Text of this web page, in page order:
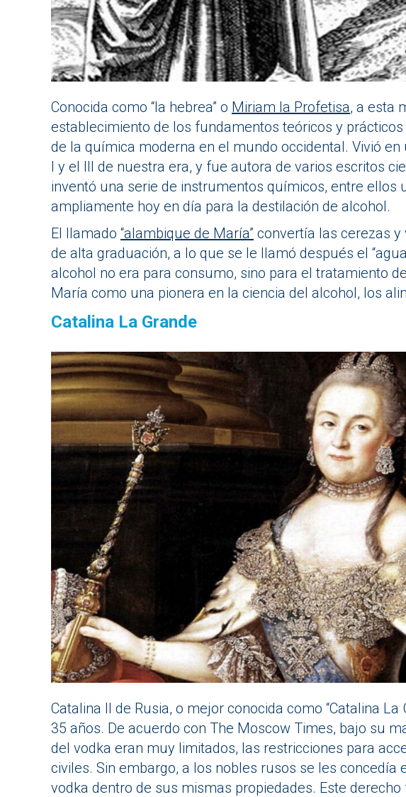
Conocida como “la hebrea” o Miriam la Profetisa, a esta
establecimiento de los fundamentos teóricos y
de la química moderna en el mundo occidental. Vivió
I y el III de nuestra era, y fue autora de varios escritos
inventó una serie de instrumentos químicos, entre ellos
ampliamente hoy en día para la destilación de alcohol.
El llamado “alambique de María” convertía las cerezas
de alta graduación, a lo que se le llamó después el
alcohol no era para consumo, sino para el tratamiento
María como una pionera en la ciencia del alcohol, los
Catalina La Grande
Catalina II de Rusia, o mejor conocida como “Catalina
35 años. De acuerdo con The Moscow Times, bajo su
del vodka eran muy limitados, las restricciones para
civiles. Sin embargo, a los nobles rusos se les concedía
vodka dentro de sus mismas propiedades. Este